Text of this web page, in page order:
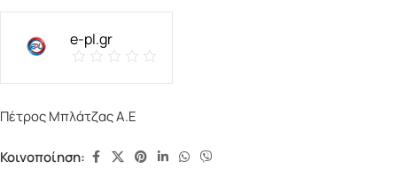
e-pl.gr
Πέτρος Μπλάτζας Α.Ε
Κοινοποίηση: